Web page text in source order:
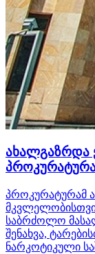
ახალგაზრდა
პროკურატურამ
საბრძოლო
შენახვა,
ნარკოტიკული